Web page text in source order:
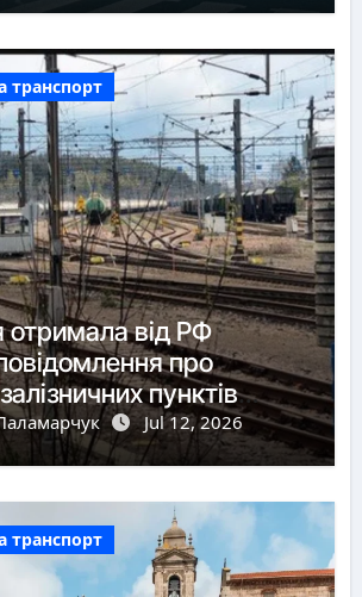
транспорт
отримала від РФ
про
пунктів
Jul 12, 2026
транспорт